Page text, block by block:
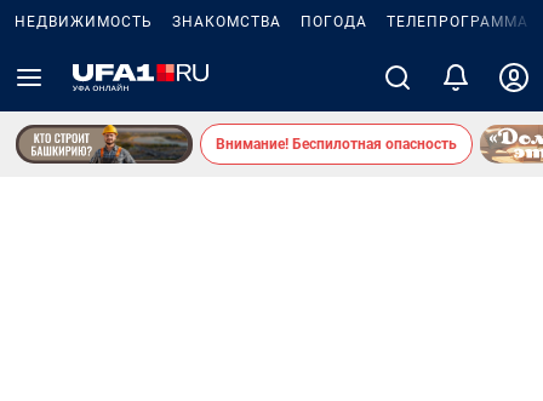
НЕДВИЖИМОСТЬ ЗНАКОМСТВА ПОГОДА ТЕЛЕПРОГРАММА
Внимание! Беспилотная опасность